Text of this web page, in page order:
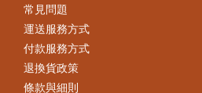
常見問題
運送服務方式
付款服務方式
退換貨政策
條款與細則